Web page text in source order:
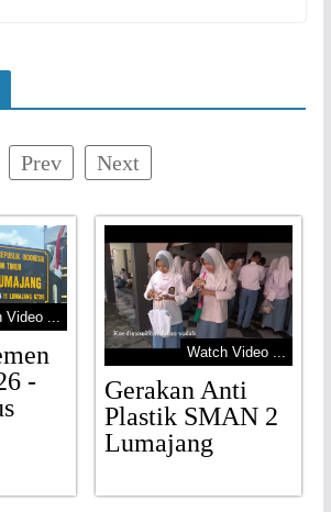
Prev Next
...
-
Watch Video ...
Gerakan Anti
Plastik SMAN 2
Lumajang